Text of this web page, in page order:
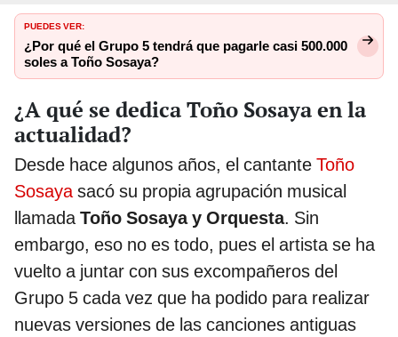
PUEDES VER:
¿Por qué el Grupo 5 tendrá que pagarle casi 500.000
soles a Toño Sosaya?
¿A qué se dedica Toño Sosaya en la
actualidad?
Desde hace algunos años, el cantante Toño
Sosayasacó su propia agrupación musical
llamadaToño Sosaya y Orquesta. Sin
embargo, eso no es todo, pues el artista se ha
vuelto a juntar con sus excompañeros del
Grupo 5 cada vez que ha podido para realizar
nuevas versiones de las canciones antiguas